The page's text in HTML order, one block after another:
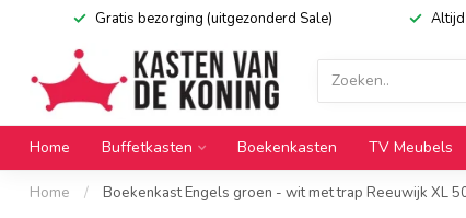
Gratis bezorging (uitgezonderd Sale)
Home Buffetkasten Boekenkasten TV Meubels
Home / Boekenkast Engels groen - wit met trap Reeuwijk XL